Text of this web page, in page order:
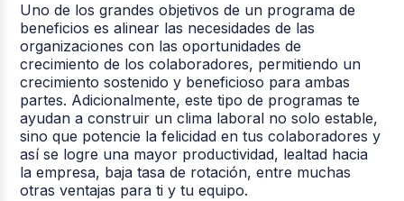
Uno de los grandes objetivos de un programa de
beneficios es alinear las necesidades de las
organizaciones con las oportunidades de
crecimiento de los colaboradores, permitiendo un
crecimiento sostenido y beneficioso para ambas
partes. Adicionalmente, este tipo de programas te
ayudan a construir un clima laboral no solo estable,
sino que potencie la felicidad en tus colaboradores y
así se logre una mayor productividad, lealtad hacia
la empresa, baja tasa de rotación, entre muchas
otras ventajas para ti y tu equipo.